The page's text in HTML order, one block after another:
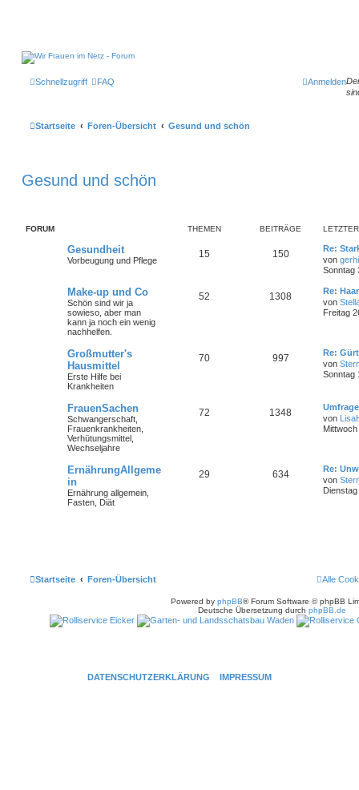
Schnellzugriff FAQ Anmelden
Startseite Foren-Übersicht Gesund und schön
Gesund und schön
FORUM THEMEN BEITRÄGE
Gesundheit
Vorbeugung und Pflege
15 150
Re:
von
Sonntag
Make-up und Co
Schön sind wir ja
sowieso, aber man
kann ja noch ein wenig
nachhelfen.
52 1308
Re:
von
Freitag
Großmutter's
Hausmittel
Erste Hilfe bei
Krankheiten
70 997
Re:
von
Sonntag
FrauenSachen
Schwangerschaft,
Frauenkrankheiten,
Verhütungsmittel,
Wechseljahre
72 1348
von
ErnährungAllgeme
in
Ernährung allgemein,
Fasten, Diät
29 634
Re:
von
Startseite Foren-Übersicht Alle
Powered by phpBB® Forum Software © phpBB
Deutsche Übersetzung durch phpBB.de
DATENSCHUTZERKLÄRUNG IMPRESSUM